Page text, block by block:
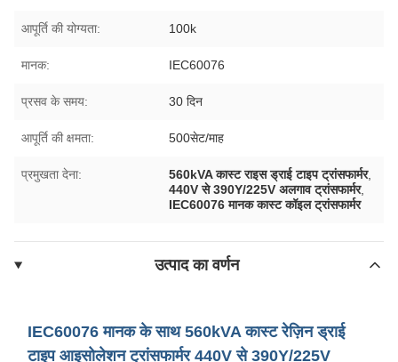
आपूर्ति की योग्यता: 100k
मानक: IEC60076
प्रसव के समय: 30 दिन
आपूर्ति की क्षमता: 500सेट/माह
प्रमुखता देना: 560kVA कास्ट राइस ड्राई टाइप ट्रांसफार्मर,
440V से 390Y/225V अलगाव ट्रांसफार्मर,
IEC60076 मानक कास्ट कॉइल ट्रांसफार्मर
उत्पाद का वर्णन
IEC60076 मानक के साथ 560kVA कास्ट रेज़िन ड्राई
टाइप आइसोलेशन ट्रांसफार्मर 440V से 390Y/225V